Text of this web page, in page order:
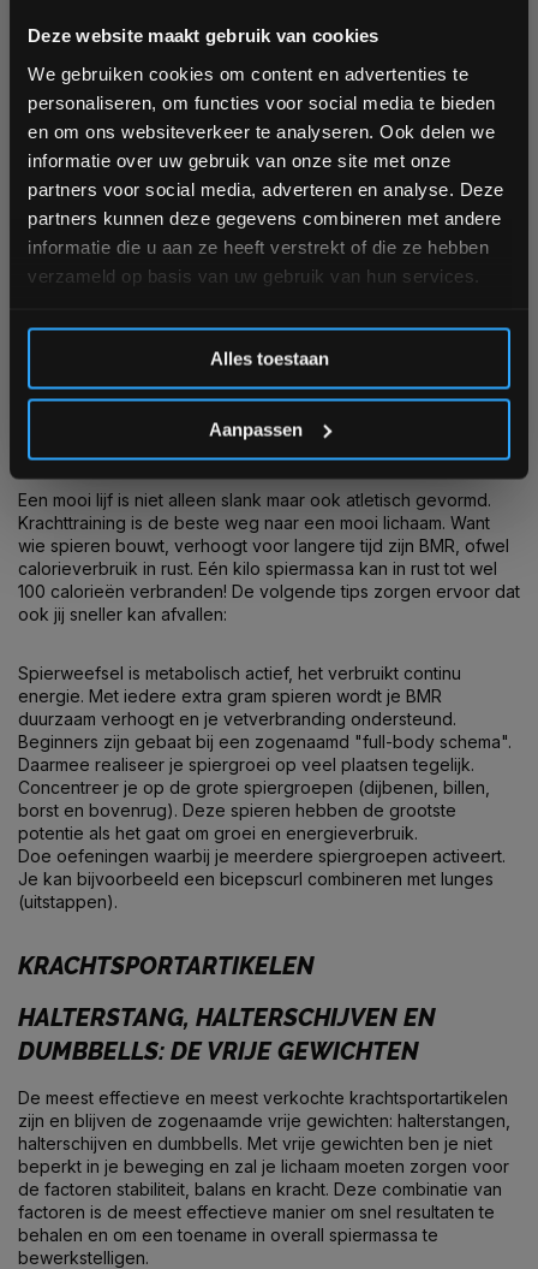
Deze website maakt gebruik van cookies
We gebruiken cookies om content en advertenties te
personaliseren, om functies voor social media te bieden
en om ons websiteverkeer te analyseren. Ook delen we
informatie over uw gebruik van onze site met onze
partners voor social media, adverteren en analyse. Deze
partners kunnen deze gegevens combineren met andere
informatie die u aan ze heeft verstrekt of die ze hebben
verzameld op basis van uw gebruik van hun services.
Alles toestaan
Aanpassen
KH300 - Gratis levering
Op voorraad
€1.499,00
€1.099,00
Vergelijk
Dip
Niet op voorraad, vraag naar
de levertijd
€459,00
Vergelijk
KRACHTAPPARATUUR EN AFVALLEN
Een mooi lijf is niet alleen slank maar ook atletisch gevormd.
Krachttraining is de beste weg naar een mooi lichaam. Want
wie spieren bouwt, verhoogt voor langere tijd zijn BMR, ofwel
calorieverbruik in rust. Eén kilo spiermassa kan in rust tot wel
100 calorieën verbranden! De volgende tips zorgen ervoor dat
ook jij sneller kan afvallen:
Spierweefsel is metabolisch actief, het verbruikt continu
energie. Met iedere extra gram spieren wordt je BMR
duurzaam verhoogt en je vetverbranding ondersteund.
Beginners zijn gebaat bij een zogenaamd "full-body schema".
Daarmee realiseer je spiergroei op veel plaatsen tegelijk.
Concentreer je op de grote spiergroepen (dijbenen, billen,
borst en bovenrug). Deze spieren hebben de grootste
potentie als het gaat om groei en energieverbruik.
Doe oefeningen waarbij je meerdere spiergroepen activeert.
Je kan bijvoorbeeld een bicepscurl combineren met lunges
(uitstappen).
KRACHTSPORTARTIKELEN
HALTERSTANG, HALTERSCHIJVEN EN
DUMBBELLS: DE VRIJE GEWICHTEN
De meest effectieve en meest verkochte krachtsportartikelen
zijn en blijven de zogenaamde vrije gewichten: halterstangen,
halterschijven en dumbbells. Met vrije gewichten ben je niet
beperkt in je beweging en zal je lichaam moeten zorgen voor
de factoren stabiliteit, balans en kracht. Deze combinatie van
factoren is de meest effectieve manier om snel resultaten te
behalen en om een toename in overall spiermassa te
bewerkstelligen.
Bam! 5% korting op je volgende
Schrijf je in voor onze nieuwsbrief om op de hoogte te
blijven over onze nieuwe producten, deals en meer
interessante info. Ontvang 5% korting op je eerstvolgende
aankoop! 😀
Inschrijven
*Verzendkosten vallen buiten de korting